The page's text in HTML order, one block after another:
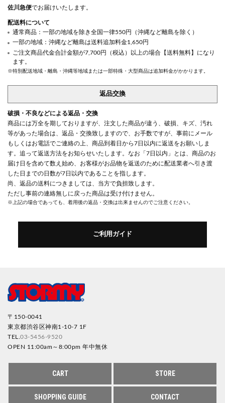
佐川急便でお届けいたします。
配送料について
通常商品：一部の地域を除き全国一律550円（沖縄など離島を除く）
一部の地域：沖縄など離島は送料追加料金1,650円
ご注文商品代金合計金額が7,700円（税込）以上の場合【送料無料】になり
ます。
※特別配送地域・離島・沖縄等地域または一部特殊・大型商品は追加料金がかかります。
返品交換
破損・不良などによる返品・交換
商品には万全を期しておりますが、注文した商品が違う、破損、キズ、汚れ
等があった場合は、返品・交換致しますので、お手数ですが、事前にメール
もしくはお電話でご連絡の上、商品到着日から7日以内に返送をお願いしま
す。追って返送方法をお知らせいたします。なお「7日以内」とは、商品のお
届け日を含めて数え始め、お客様がお品物を返送のために配送業者へ引き渡
した日までの日数が7日以内であることを指します。
尚、返品の送料につきましては、当方で負担致します。
ただし事前の連絡無しに戻った商品は受け付けません。
※上記の場合であっても、着用後の返品・交換は出来ませんのでご注意ください。
ご利用ガイド
〒150-0041
東京都渋谷区神南1-10-7 1F
TEL. 03-5456-9520
OPEN 11:00am～8:00pm 年中無休
CART STORE
SHOPPING GUIDE CONTACT